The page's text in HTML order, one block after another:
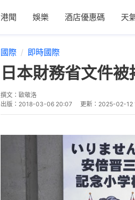
港聞 娛樂 酒店優惠碼 天
國際 即時國際
日本財務省文件
撰文： 歐敬洛
出版： 2018-03-06 20:07 更新： 2025-02-12